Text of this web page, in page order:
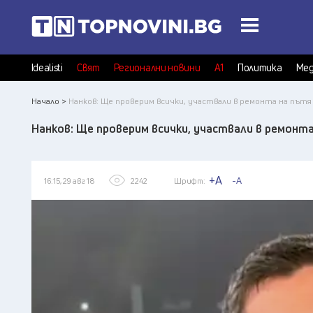
Idealisti Свят Регионални новини А1 Политика
Начало > Нанков: Ще проверим всички, участвали в ремонта на пътя
Нанков: Ще проверим всички, участвали в
16:15, 29 авг 18 2242 Шрифт: +A -A